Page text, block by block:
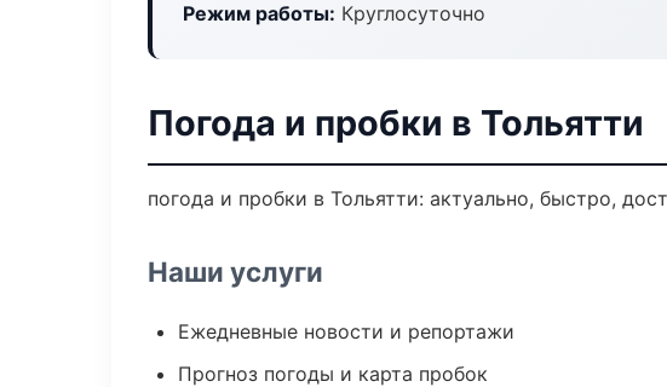
Режим работы: Круглосуточно
Погода и пробки в Тольятти
погода и пробки в Тольятти: актуально, быстро,
Наши услуги
Ежедневные новости и репортажи
Прогноз погоды и карта пробок